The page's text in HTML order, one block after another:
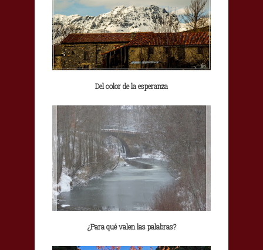
Del color de la esperanza
¿Para qué valen las palabras?